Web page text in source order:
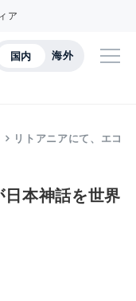
ア
国内 海外
リトアニアにて、エコ
日本神話を世界